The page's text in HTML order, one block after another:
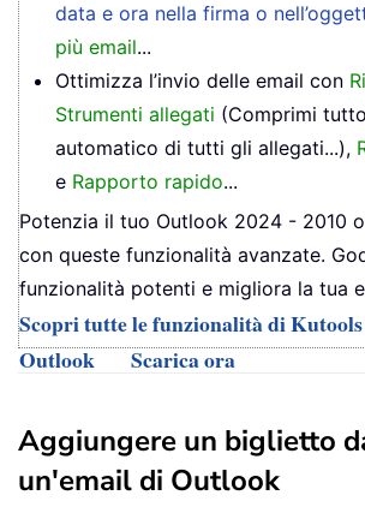
data e ora nella firma o
più email...
Ottimizza l’invio delle email con
Strumenti allegati (Comprimi
automatico di tutti gli allegati...),
e Rapporto rapido...
Potenzia il tuo Outlook 2024 - 2010
con queste funzionalità avanzate.
funzionalità potenti e migliora la tua
Scopri tutte le funzionalità di
Outlook
Scarica ora
Aggiungere un biglietto
un'email di Outlook